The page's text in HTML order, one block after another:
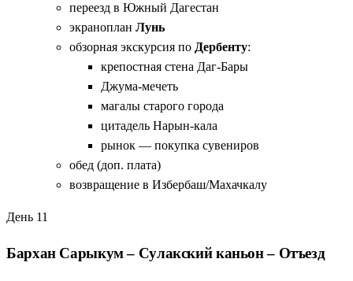
переезд в Южный Дагестан
экраноплан Лунь
обзорная экскурсия по Дербенту:
крепостная стена Даг-Бары
Джума-мечеть
магалы старого города
цитадель Нарын-кала
рынок — покупка сувениров
обед (доп. плата)
возвращение в Избербаш/Махачкалу
День 11
Бархан Сарыкум – Сулакский каньон – Отъезд